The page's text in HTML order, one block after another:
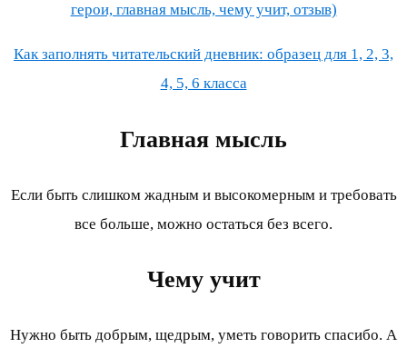
герои, главная мысль, чему учит, отзыв)
Как заполнять читательский дневник: образец для 1, 2, 3,
4, 5, 6 класса
Главная мысль
Если быть слишком жадным и высокомерным и требовать
все больше, можно остаться без всего.
Чему учит
Нужно быть добрым, щедрым, уметь говорить спасибо. А